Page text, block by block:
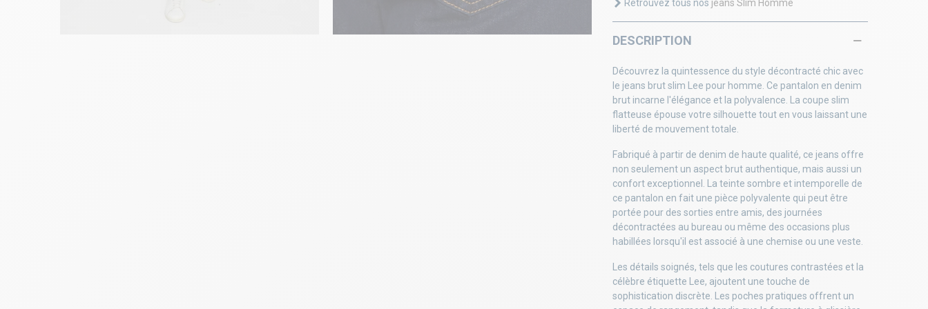
DESCRIPTION
Découvrez la quintessence du style décontracté chic avec
le jeans brut slim Lee pour homme. Ce pantalon en denim
brut incarne l'élégance et la polyvalence. La coupe slim
flatteuse épouse votre silhouette tout en vous laissant une
liberté de mouvement totale.
Fabriqué à partir de denim de haute qualité, ce jeans offre
non seulement un aspect brut authentique, mais aussi un
confort exceptionnel. La teinte sombre et intemporelle de
ce pantalon en fait une pièce polyvalente qui peut être
portée pour des sorties entre amis, des journées
décontractées au bureau ou même des occasions plus
habillées lorsqu'il est associé à une chemise ou une veste.
Les détails soignés, tels que les coutures contrastées et la
célèbre étiquette Lee, ajoutent une touche de
sophistication discrète. Les poches pratiques offrent un
Retrouvez tous nos jeans Slim Homme